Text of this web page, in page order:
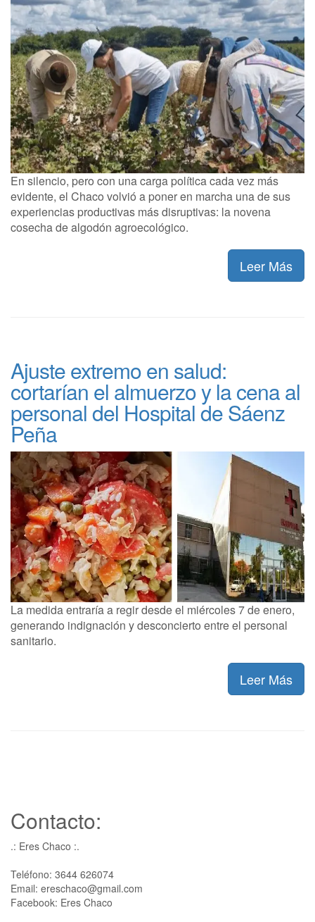
En silencio, pero con una carga política cada vez más
evidente, el Chaco volvió a poner en marcha una de sus
experiencias productivas más disruptivas: la novena
cosecha de algodón agroecológico.
Leer Más
Ajuste extremo en salud:
cortarían el almuerzo y la cena al
personal del Hospital de Sáenz
Peña
La medida entraría a regir desde el miércoles 7 de enero,
generando indignación y desconcierto entre el personal
sanitario.
Leer Más
Contacto:
.: Eres Chaco :.
Teléfono: 3644 626074
Email: ereschaco@gmail.com
Facebook: Eres Chaco